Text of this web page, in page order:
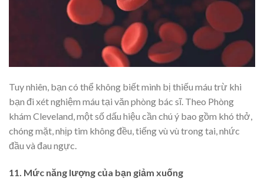
Tuy nhiên, bạn có thể không biết mình bị thiếu máu trừ khi
bạn đi xét nghiệm máu tại văn phòng bác sĩ. Theo Phòng
khám Cleveland, một số dấu hiệu cần chú ý bao gồm khó thở,
chóng mặt, nhịp tim không đều, tiếng vù vù trong tai, nhức
đầu và đau ngực.
11. Mức năng lượng của bạn giảm xuống